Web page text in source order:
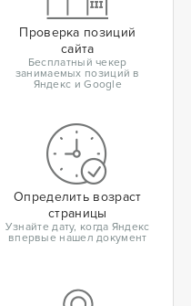
Проверка позиций
сайта
Бесплатный чекер
занимаемых позиций в
Яндекс и Google
Определить возраст
страницы
Узнайте дату, когда Яндекс
впервые нашел документ